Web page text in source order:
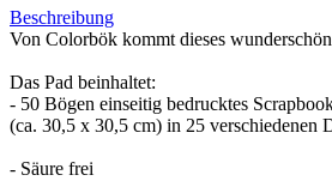
Beschreibung
Von Colorbök kommt dieses
Das Pad beinhaltet:
- 50 Bögen einseitig bedrucktes
(ca. 30,5 x 30,5 cm) in 25 verschiedenen
- Säure frei